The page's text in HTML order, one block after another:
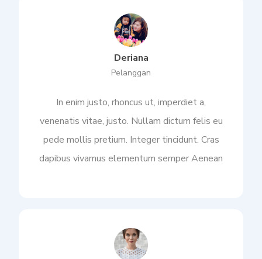
Deriana
Pelanggan
In enim justo, rhoncus ut, imperdiet a,
venenatis vitae, justo. Nullam dictum felis eu
pede mollis pretium. Integer tincidunt. Cras
dapibus vivamus elementum semper Aenean